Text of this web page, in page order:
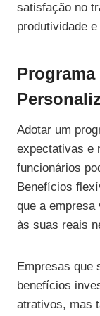
satisfação no
produtividade
Adotar um
expectativas e
funcionários
Benefícios
que a
às suas reais
Empresas que
benefícios
atrativos, mas